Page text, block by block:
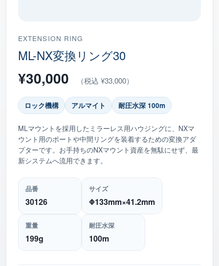
EXTENSION RING
ML-NX変換リング30
¥30,000 （税込 ¥33,000）
ロック機構 アルマイト 耐圧水深 100m
MLマウントを採用したミラーレス用ハウジングに、NXマ
ウント用のポートや中間リングを装着するための変換アダ
プターです。お手持ちのNXマウント資産を無駄にせず、最
新システムへ流用できます。
品番
30126
サイズ
Φ133mm×41.2mm
重量
199g
耐圧水深
100m